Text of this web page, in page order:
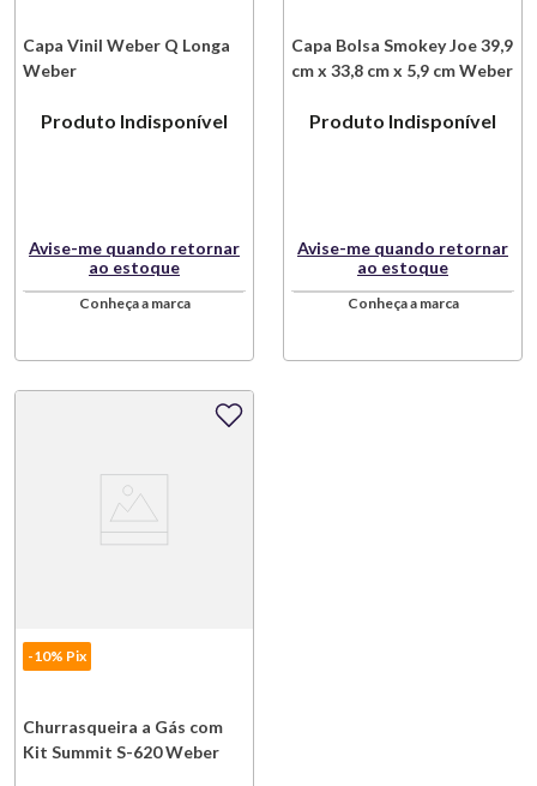
Capa Vinil Weber Q Longa
Weber
Produto Indisponível
Avise-me quando retornar
ao estoque
Conheça a marca
Capa Bolsa Smokey Joe 39,9
cm x 33,8 cm x 5,9 cm Weber
Produto Indisponível
Avise-me quando retornar
ao estoque
Conheça a marca
-10% Pix
Churrasqueira a Gás com
Kit Summit S-620 Weber